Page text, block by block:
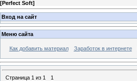
[Perfect Soft]
Вход на сайт
Меню сайта
Как добавить материал Заработок в интернете
Страница 1 из 1
1